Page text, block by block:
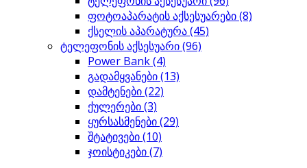
ფოტოაპარატის აქსესუარები(8)
ქსელის აპარატურა(45)
ტელეფონის აქსესუარი(96)
Power Bank(4)
გადამყვანები(13)
დამტენები(22)
ქულერები(3)
ყურსასმენები(29)
შტატივები(10)
ჯოისტიკები(7)